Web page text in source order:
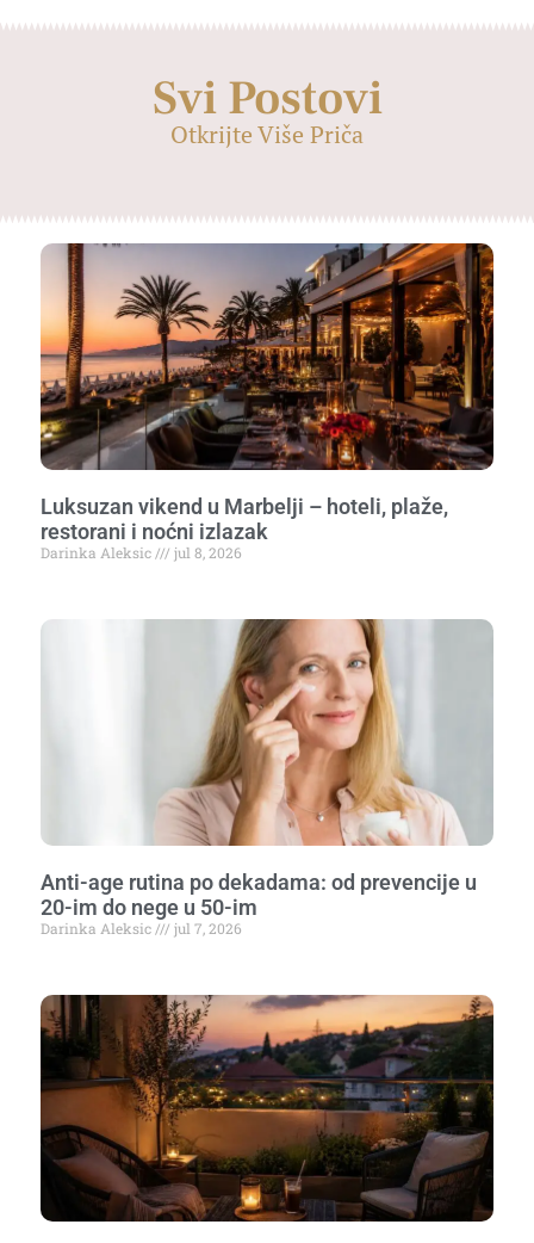
Svi Postovi
Otkrijte Više Priča
Luksuzan vikend u Marbelji – hoteli, plaže,
restorani i noćni izlazak
Darinka Aleksic jul 8, 2026
Anti-age rutina po dekadama: od prevencije u
20-im do nege u 50-im
Darinka Aleksic jul 7, 2026